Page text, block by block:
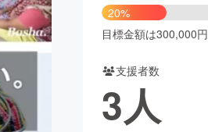
アニメ・漫画
ビューティー・ヘルスケア
20%
目標金額は300,000円
支援者数
3人